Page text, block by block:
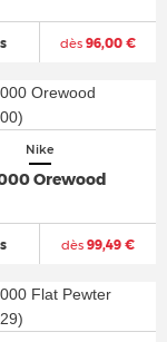
dès96,00 €
Nike
Orewood
dès99,49 €